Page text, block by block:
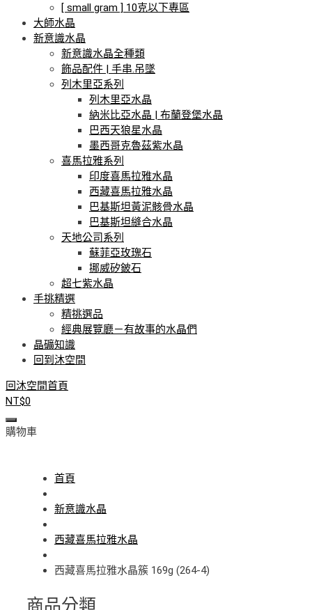
[ small gram ] 10克以下專區
大師水晶
新意識水晶
新意識水晶全種類
飾品配件 | 手串.吊墜
列木里亞系列
列木里亞水晶
納米比亞水晶 | 布蘭登堡水晶
巴西天狼星水晶
墨西哥克魯茲紫水晶
喜馬拉雅系列
印度喜馬拉雅水晶
西藏喜馬拉雅水晶
巴基斯坦黃泥骸骨水晶
巴基斯坦縫合水晶
天地公司系列
蘇菲亞玫瑰石
挪威矽鈹石
超七紫水晶
手挑精選
精挑選品
經典展覽廳－有故事的水晶們
晶礦知識
回到沐空間
回沐空間首頁
NT$0
購物車
首頁
新意識水晶
西藏喜馬拉雅水晶
西藏喜馬拉雅水晶簇 169g (264-4)
商品分類